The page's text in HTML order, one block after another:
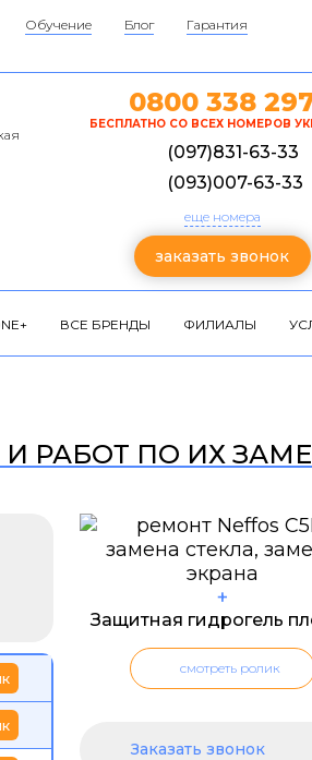
Обучение Блог
Гарантия
0800 338
БЕСПЛАТНО СО ВСЕХ НОМЕРОВ
(097)831-63-33
(093)007-63-33
еще номера
заказать звонок
ВСЕ БРЕНДЫ ФИЛИАЛЫ
И РАБОТ ПО ИХ
+
Защитная гидрогель
смотреть ролик
Заказать звонок